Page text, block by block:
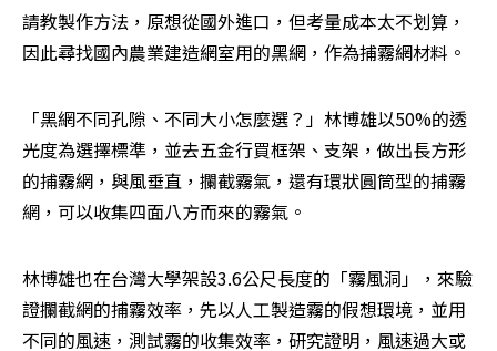
請教製作方法，原想從國外進口，但考量成本太不划算，
因此尋找國內農業建造網室用的黑網，作為捕霧網材料。
「黑網不同孔隙、不同大小怎麼選？」林博雄以50%的透
光度為選擇標準，並去五金行買框架、支架，做出長方形
的捕霧網，與風垂直，攔截霧氣，還有環狀圓筒型的捕霧
網，可以收集四面八方而來的霧氣。
林博雄也在台灣大學架設3.6公尺長度的「霧風洞」，來驗
證攔截網的捕霧效率，先以人工製造霧的假想環境，並用
不同的風速，測試霧的收集效率，研究證明，風速過大或